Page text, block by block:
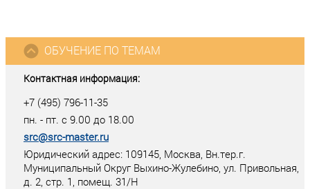
Контактная информация:
+7 (495) 796-11-35
пн. - пт. с 9.00 до 18.00
src@src-master.ru
Юридический адрес: 109145, Москва, Вн.тер.г.
Муниципальный Округ Выхино-Жулебино, ул. Привольная,
д. 2, стр. 1, помещ. 31/Н
ОБУЧЕНИЕ ПО ТЕМАМ